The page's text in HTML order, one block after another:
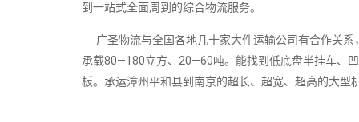
到一站式全面周到的综合物流服务。
广圣物流与全国各地几十家大件运输公司有合作关
承载80—180立方、20—60吨。能找到低底盘半挂车、
板。承运漳州平和县到南京的超长、超宽、超高的大型